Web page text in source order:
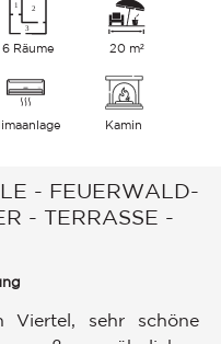
6 Räume 20 m²
Kamin
- FEUERWALD-
- TERRASSE -
Viertel, sehr schöne